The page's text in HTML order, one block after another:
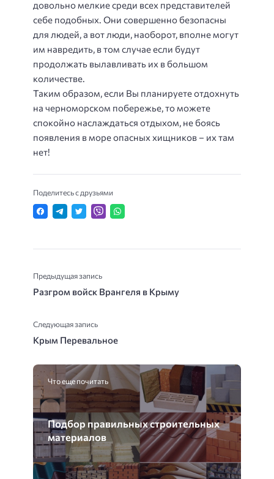
довольно мелкие среди всех представителей
себе подобных. Они совершенно безопасны
для людей, а вот люди, наоборот, вполне могут
им навредить, в том случае если будут
продолжать вылавливать их в большом
количестве.
Таким образом, если Вы планируете отдохнуть
на черноморском побережье, то можете
спокойно наслаждаться отдыхом, не боясь
появления в море опасных хищников – их там
нет!
Поделитесь с друзьями
Предыдущая запись
Разгром войск Врангеля в Крыму
Следующая запись
Крым Перевальное
Что еще почитать
Подбор правильных строительных
материалов